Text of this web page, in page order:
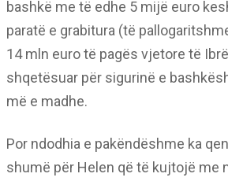
bashkë me të edhe 5 mijë euro
paratë e grabitura (të
14 mln euro të pagës vjetore të
shqetësuar për sigurinë e
më e madhe.
Por ndodhia e pakëndëshme ka
shumë për Helen që të kujtojë me